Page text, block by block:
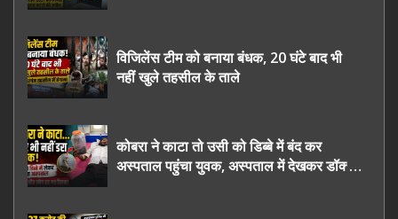
विजिलेंस टीम को बनाया बंधक, 20 घंटे बाद भी
नहीं खुले तहसील के ताले
कोबरा ने काटा तो उसी को डिब्बे में बंद कर
अस्पताल पहुंचा युवक, अस्पताल में देखकर डॉक्टर